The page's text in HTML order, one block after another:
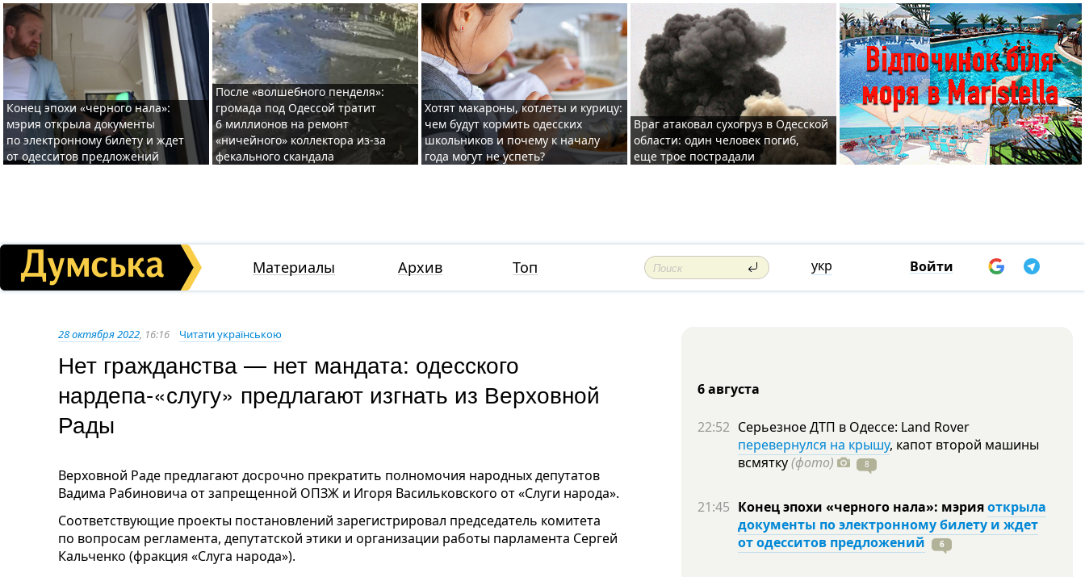
Конец эпохи «черного нала»:
мэрия открыла документы
по электронному билету и ждет
от одесситов предложений
После «волшебного пенделя»:
громада под Одессой тратит
6 миллионов на ремонт
«ничейного» коллектора из-за
фекального скандала
Хотят макароны, котлеты и курицу:
чем будут кормить одесских
школьников и почему к началу
года могут не успеть?
Враг атаковал сухогруз в Одесской
области: один человек погиб,
еще трое пострадали
Материалы Архив Топ укр Войти
28 октября 2022, 16:16 Читати українською
Нет гражданства — нет мандата: одесского
нардепа-«слугу» предлагают изгнать из Верховной
Рады
Верховной Раде предлагают досрочно прекратить полномочия народных депутатов
Вадима Рабиновича от запрещенной ОПЗЖ и Игоря Васильковского от «Слуги народа».
Соответствующие проекты постановлений зарегистрировал председатель комитета
по вопросам регламента, депутатской этики и организации работы парламента Сергей
Кальченко (фракция «Слуга народа»).
6 августа
22:52 Серьезное ДТП в Одессе: Land Rover
перевернулся на крышу, капот второй машины
всмятку(фото) 8
21:45 Конец эпохи «черного нала»: мэрияоткрыла
документы по электронному билету и ждет
от одесситов предложений
6